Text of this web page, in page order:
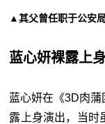
▲其父曾任职于公安
蓝心妍裸露上
蓝心妍在《3D肉
露上身演出，当时